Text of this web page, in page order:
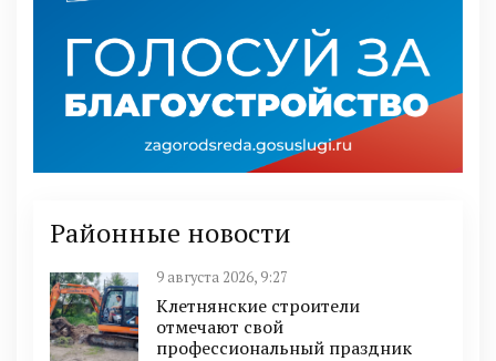
Районные новости
9 августа 2026, 9:27
Клетнянские строители
отмечают свой
профессиональный праздник